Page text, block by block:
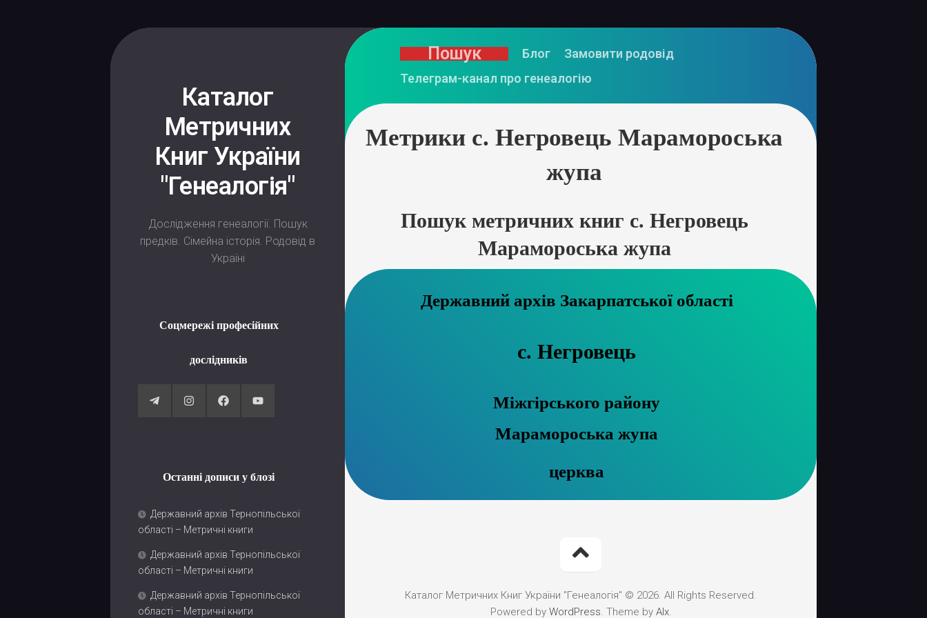
Каталог
Метричних
Книг України
"Генеалогія"
Дослідження генеалогії. Пошук
предків. Сімейна історія. Родовід в
Україні
Соцмережі професійних
дослідників
Останні дописи у блозі
Державний архів Тернопільської
області – Метричні книги
Державний архів Тернопільської
області – Метричні книги
Державний архів Тернопільської
області – Метричні книги
Пошук Блог
Замовити родовід
Телеграм-канал про генеалогію
Метрики с. Негровець Марамороська
жупа
Пошук метричних книг с. Негровець
Марамороська жупа
Державний архів Закарпатської області
с. Негровець
Міжгірського району
Марамороська жупа
церква
Каталог Метричних Книг України "Генеалогія" © 2026. All Rights Reserved.
Powered by WordPress. Theme by Alx.